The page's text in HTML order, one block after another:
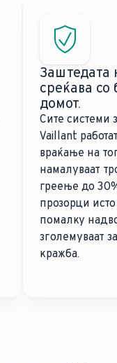
Заштедата
среќава со
домот.
Сите системи
Vaillant
враќање на
намалуваат
греење до
прозорци
помалку
зголемуваат
кражба.